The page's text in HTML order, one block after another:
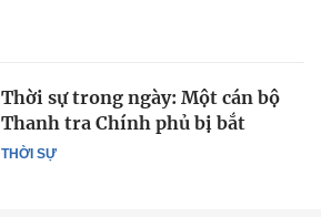
THỜI SỰ
Thời sự trong ngày: Một cán bộ
Thanh tra Chính phủ bị bắt